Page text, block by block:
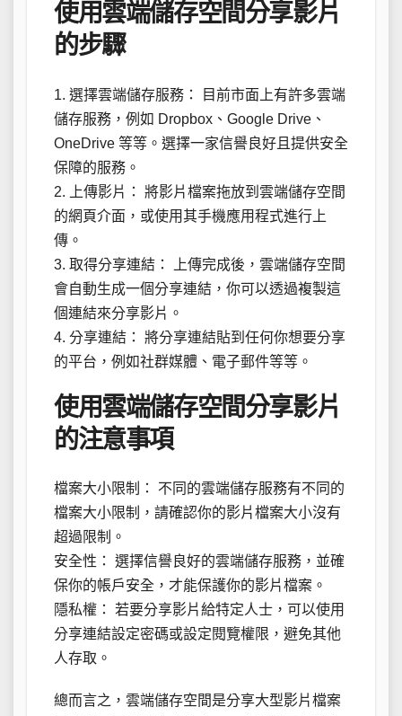
使用雲端儲存空間分享影片
的步驟
1. 選擇雲端儲存服務： 目前市面上有許多雲端
儲存服務，例如 Dropbox、Google Drive、
OneDrive 等等。選擇一家信譽良好且提供安全
保障的服務。
2. 上傳影片： 將影片檔案拖放到雲端儲存空間
的網頁介面，或使用其手機應用程式進行上
傳。
3. 取得分享連結： 上傳完成後，雲端儲存空間
會自動生成一個分享連結，你可以透過複製這
個連結來分享影片。
4. 分享連結： 將分享連結貼到任何你想要分享
的平台，例如社群媒體、電子郵件等等。
使用雲端儲存空間分享影片
的注意事項
檔案大小限制： 不同的雲端儲存服務有不同的
檔案大小限制，請確認你的影片檔案大小沒有
超過限制。
安全性： 選擇信譽良好的雲端儲存服務，並確
保你的帳戶安全，才能保護你的影片檔案。
隱私權： 若要分享影片給特定人士，可以使用
分享連結設定密碼或設定閱覽權限，避免其他
人存取。
總而言之，雲端儲存空間是分享大型影片檔案